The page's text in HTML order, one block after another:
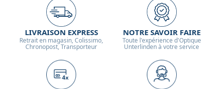
LIVRAISON EXPRESS
Retrait en magasin, Colissimo,
Chronopost, Transporteur
NOTRE SAVOIR FAIRE
Toute l'expérience d'Optique
Unterlinden à votre service